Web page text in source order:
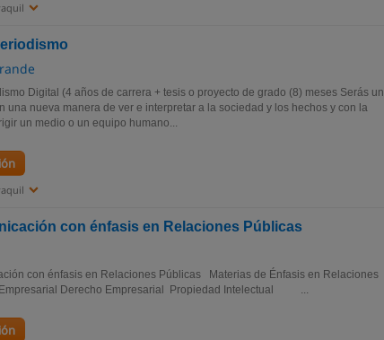
Digital (4 años de carrera + tesis o proyecto de grado (8) meses Serás un
una nueva manera de ver e interpretar a la sociedad y los hechos y con la
un medio o un equipo humano...
con énfasis en Relaciones Públicas
con énfasis en Relaciones Públicas Materias de Énfasis en Relaciones
Derecho Empresarial Propiedad Intelectual ...